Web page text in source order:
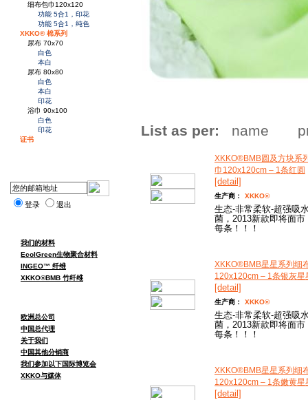
细布包巾120x120
功能 5合1，印花
功能 5合1，纯色
XKKO® 棉系列
尿布 70x70
白色
本白
尿布 80x80
白色
本白
印花
浴巾 90x100
白色
印花
证书
登录 退出
我们的材料
EcolGreen生物聚合材料
INGEO™ 纤维
XKKO®BMB 竹纤维
欧洲总公司
中国总代理
关于我们
中国其他分销商
我们参加以下国际博览会
XKKO与媒体
List as per: name
XKKO®BMB圆及方块系
巾120x120cm – 1条红圆
[detail]
生产商： XKKO®
生态-非常柔软-超强吸
菌，2013新款即将面市
每条！！！
XKKO®BMB星星系列细
120x120cm – 1条银灰星
[detail]
生产商： XKKO®
生态-非常柔软-超强吸
菌，2013新款即将面市
每条！！！
XKKO®BMB星星系列细
120x120cm – 1条嫩黄星
[detail]